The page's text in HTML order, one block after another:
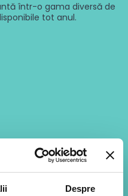
Despre
într-o gama diversă de
tot anul.